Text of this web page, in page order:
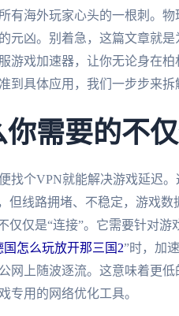
有海外玩家心头的一根刺。
元凶。别着急，这篇文章就
游戏加速器，让你无论身在
到具体应用，我们一步步来拆
你需要的不
找个VPN就能解决游戏延迟
但线路拥堵、不稳定，游戏
仅仅是“连接”。它需要针对
国怎么玩放开那三国2”时，加
网上随波逐流。这意味着更
专用的网络优化工具。